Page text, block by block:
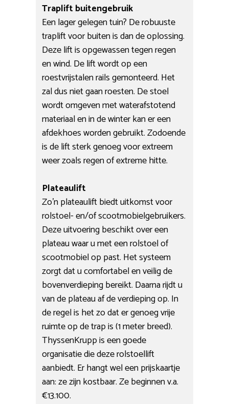
Traplift buitengebruik
Een lager gelegen tuin? De robuuste
traplift voor buiten is dan de oplossing.
Deze lift is opgewassen tegen regen
en wind. De lift wordt op een
roestvrijstalen rails gemonteerd. Het
zal dus niet gaan roesten. De stoel
wordt omgeven met waterafstotend
materiaal en in de winter kan er een
afdekhoes worden gebruikt. Zodoende
is de lift sterk genoeg voor extreem
weer zoals regen of extreme hitte.
Plateaulift
Zo’n plateaulift biedt uitkomst voor
rolstoel- en/of scootmobielgebruikers.
Deze uitvoering beschikt over een
plateau waar u met een rolstoel of
scootmobiel op past. Het systeem
zorgt dat u comfortabel en veilig de
bovenverdieping bereikt. Daarna rijdt u
van de plateau af de verdieping op. In
de regel is het zo dat er genoeg vrije
ruimte op de trap is (1 meter breed).
ThyssenKrupp is een goede
organisatie die deze rolstoellift
aanbiedt. Er hangt wel een prijskaartje
aan: ze zijn kostbaar. Ze beginnen v.a.
€13.100.